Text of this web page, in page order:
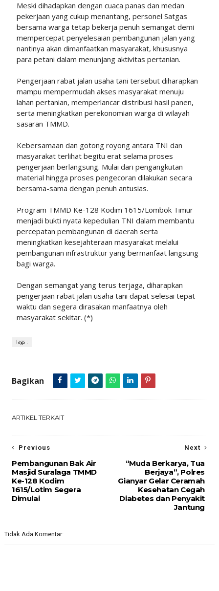
Meski dihadapkan dengan cuaca panas dan medan
pekerjaan yang cukup menantang, personel Satgas
bersama warga tetap bekerja penuh semangat demi
mempercepat penyelesaian pembangunan jalan yang
nantinya akan dimanfaatkan masyarakat, khususnya
para petani dalam menunjang aktivitas pertanian.
Pengerjaan rabat jalan usaha tani tersebut diharapkan
mampu mempermudah akses masyarakat menuju
lahan pertanian, memperlancar distribusi hasil panen,
serta meningkatkan perekonomian warga di wilayah
sasaran TMMD.
Kebersamaan dan gotong royong antara TNI dan
masyarakat terlihat begitu erat selama proses
pengerjaan berlangsung. Mulai dari pengangkutan
material hingga proses pengecoran dilakukan secara
bersama-sama dengan penuh antusias.
Program TMMD Ke-128 Kodim 1615/Lombok Timur
menjadi bukti nyata kepedulian TNI dalam membantu
percepatan pembangunan di daerah serta
meningkatkan kesejahteraan masyarakat melalui
pembangunan infrastruktur yang bermanfaat langsung
bagi warga.
Dengan semangat yang terus terjaga, diharapkan
pengerjaan rabat jalan usaha tani dapat selesai tepat
waktu dan segera dirasakan manfaatnya oleh
masyarakat sekitar. (*)
Tags :
Bagikan
ARTIKEL TERKAIT
Next
“Muda Berkarya, Tua
Berjaya”, Polres
Gianyar Gelar Ceramah
Kesehatan Cegah
Diabetes dan Penyakit
Jantung
Previous
Pembangunan Bak Air
Masjid Suralaga TMMD
Ke-128 Kodim
1615/Lotim Segera
Dimulai
Tidak Ada Komentar: